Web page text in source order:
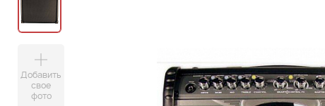
Добавить
свое
фото